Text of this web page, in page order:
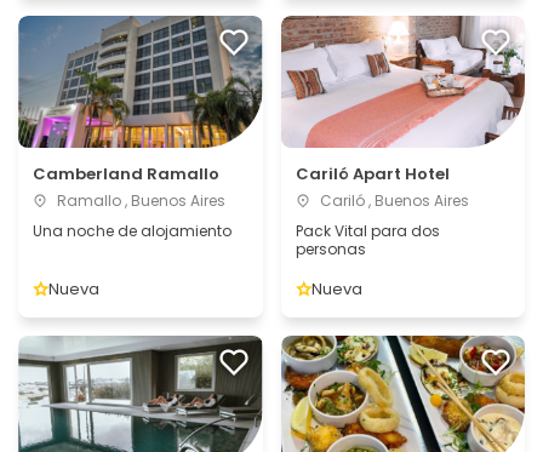
Camberland Ramallo
Ramallo , Buenos Aires
Una noche de alojamiento
Nueva
Cariló Apart Hotel
Cariló , Buenos Aires
Pack Vital para dos
personas
Nueva